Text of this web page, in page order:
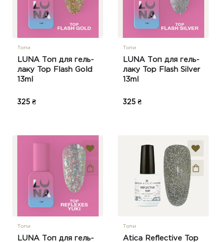
Топи
LUNA Топ для гель-
лаку Top Flash Gold
13ml
325 ₴
Топи
LUNA Топ для гель-
лаку Top Flash Silver
13ml
325 ₴
Топи
LUNA Топ для гель-
Топи
Atica Reflective Top